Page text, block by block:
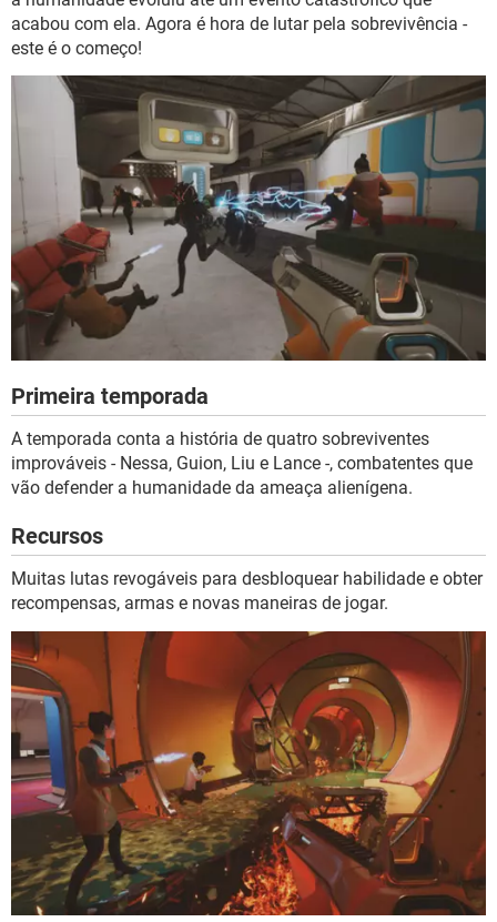
acabou com ela. Agora é hora de lutar pela sobrevivência -
este é o começo!
Primeira temporada
A temporada conta a história de quatro sobreviventes
improváveis - Nessa, Guion, Liu e Lance -, combatentes que
vão defender a humanidade da ameaça alienígena.
Recursos
Muitas lutas revogáveis para desbloquear habilidade e obter
recompensas, armas e novas maneiras de jogar.